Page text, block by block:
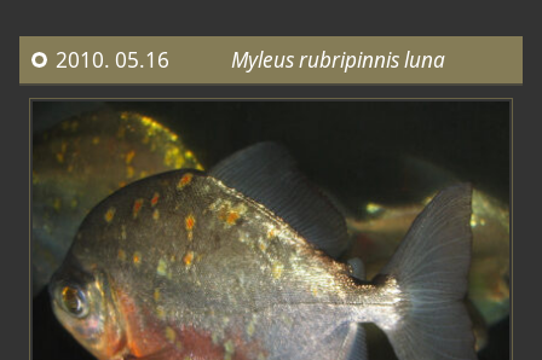
2010. 05.16 Myleus rubripinnis luna